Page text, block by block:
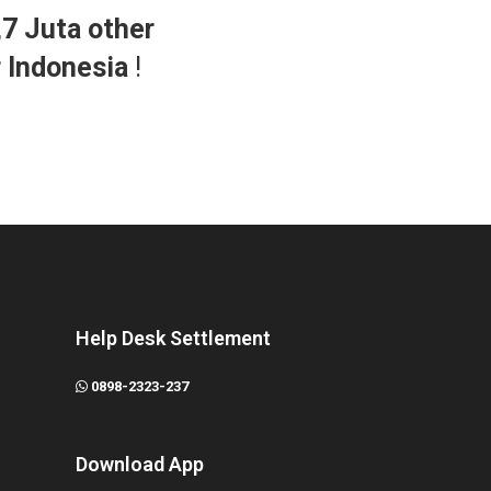
Juta other
Indonesia!
Help Desk Settlement
0898-2323-237
Download App